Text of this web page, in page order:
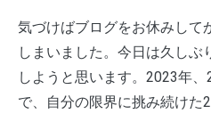
気づけばブログをお休みしてから、もう3年近く経って
しまいました。今日は久しぶ
しようと思います。2023年
で、自分の限界に挑み続けた2